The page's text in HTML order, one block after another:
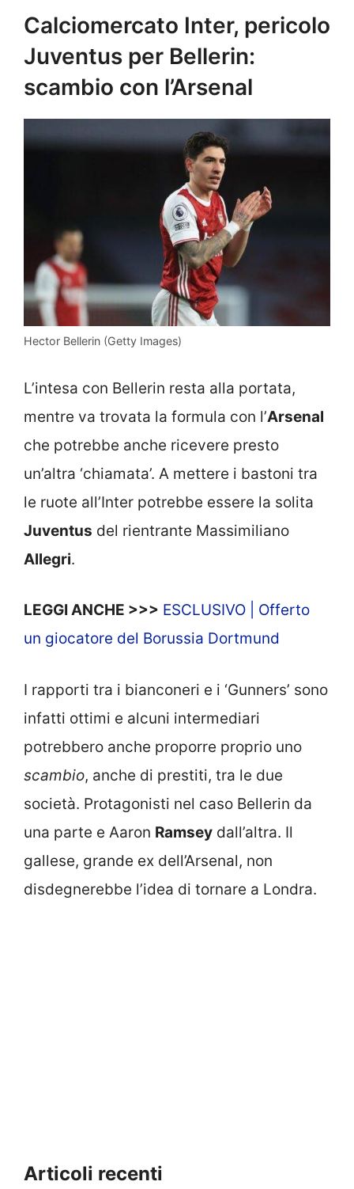
Calciomercato Inter, pericolo
Juventus per Bellerin:
scambio con l’Arsenal
Hector Bellerin (Getty Images)
L’intesa con Bellerin resta alla portata,
mentre va trovata la formula con l’Arsenal
che potrebbe anche ricevere presto
un’altra ‘chiamata’. A mettere i bastoni tra
le ruote all’Inter potrebbe essere la solita
Juventus del rientrante Massimiliano
Allegri.
LEGGI ANCHE >>> ESCLUSIVO | Offerto
un giocatore del Borussia Dortmund
I rapporti tra i bianconeri e i ‘Gunners’ sono
infatti ottimi e alcuni intermediari
potrebbero anche proporre proprio uno
scambio, anche di prestiti, tra le due
società. Protagonisti nel caso Bellerin da
una parte e Aaron Ramsey dall’altra. Il
gallese, grande ex dell’Arsenal, non
disdegnerebbe l’idea di tornare a Londra.
Articoli recenti